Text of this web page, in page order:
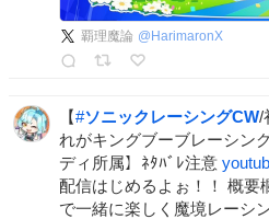
覇理魔論 @ HarimaronX
【#ソニックレーシングCW/
れがキングブーブレーシン
ディ所属】ﾈﾀﾊﾞﾚ注意
配信はじめるよぉ！！ 概要
で一緒に楽しく魔境レーシ